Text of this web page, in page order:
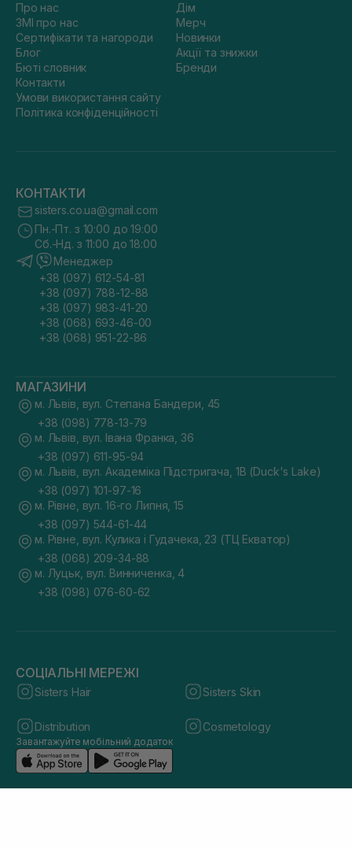
Про нас
ЗМІ про нас
Сертифікати та нагороди
Блог
Бюті словник
Контакти
Умови використання сайту
Політика конфіденційності
Дім
Мерч
Новинки
Акції та знижки
Бренди
КОНТАКТИ
sisters.co.ua@gmail.com
Пн.-Пт. з 10:00 до 19:00
Сб.-Нд. з 11:00 до 18:00
Менеджер
+38 (097) 612-54-81
+38 (097) 788-12-88
+38 (097) 983-41-20
+38 (068) 693-46-00
+38 (068) 951-22-86
МАГАЗИНИ
м. Львів, вул. Степана Бандери, 45
+38 (098) 778-13-79
м. Львів, вул. Івана Франка, 36
+38 (097) 611-95-94
м. Львів, вул. Академіка Підстригача, 1В (Duck's Lake)
+38 (097) 101-97-16
м. Рівне, вул. 16-го Липня, 15
+38 (097) 544-61-44
м. Рівне, вул. Кулика і Гудачека, 23 (ТЦ Екватор)
+38 (068) 209-34-88
м. Луцьк, вул. Винниченка, 4
+38 (098) 076-60-62
СОЦІАЛЬНІ МЕРЕЖІ
Sisters Hair Sisters Skin
Distribution Cosmetology
Завантажуйте мобільний додаток